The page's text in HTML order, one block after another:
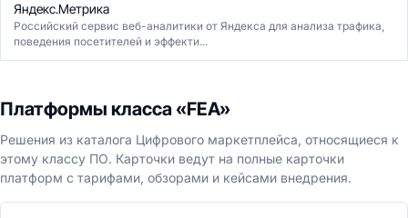
Яндекс.Метрика
Российский сервис веб-аналитики от Яндекса для анализа трафика,
поведения посетителей и эффекти...
Платформы класса «FEA»
Решения из каталога Цифрового маркетплейса, относящиеся к
этому классу ПО. Карточки ведут на полные карточки
платформ с тарифами, обзорами и кейсами внедрения.